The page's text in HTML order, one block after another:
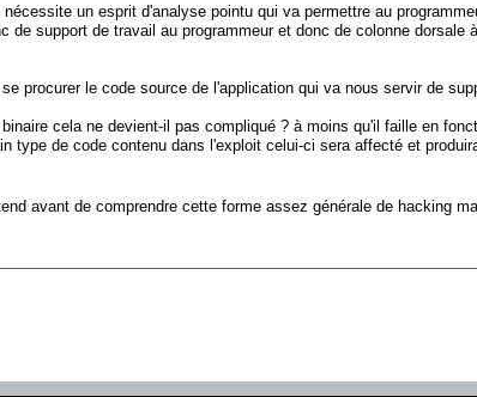
un esprit d'analyse pointu qui va permettre au
de support de travail au programmeur et donc de colonne
procurer le code source de l'application qui va nous servir de
cela ne devient-il pas compliqué ? à moins qu'il faille en
type de code contenu dans l'exploit celui-ci sera affecté et
avant de comprendre cette forme assez générale de hacking